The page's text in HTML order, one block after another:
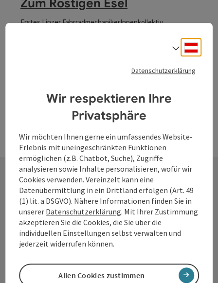
Zum Rostigen Esel
Erstes Linzer FahrradmechanikerInnenkollektiv
Kontakt
Tourismusverband Donauregion
Oberösterreich
WGD Donau Oberösterreich Tourismus
GmbH
Datenschutzerklärung
Wir respektieren Ihre
Privatsphäre
Wir möchten Ihnen gerne ein umfassendes Website-
Erlebnis mit uneingeschränkten Funktionen
ermöglichen (z.B. Chatbot, Suche), Zugriffe
analysieren sowie Inhalte personalisieren, wofür wir
Cookies verwenden. Vereinzelt kann eine
Datenübermittlung in ein Drittland erfolgen (Art. 49
(1) lit. a DSGVO). Nähere Informationen finden Sie in
unserer Datenschutzerklärung. Mit Ihrer Zustimmung
akzeptieren Sie die Cookies, die Sie über die
individuellen Einstellungen selbst verwalten und
jederzeit widerrufen können.
Allen Cookies zustimmen